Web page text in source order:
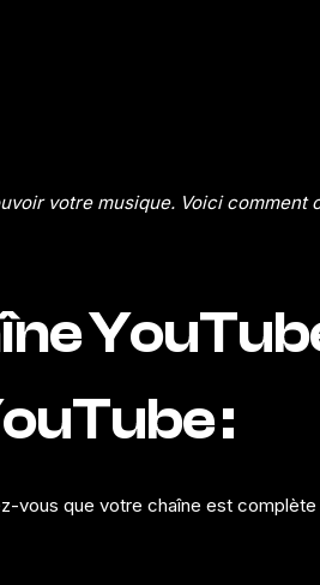
votre musique. Voici comment
:
vous que votre chaîne est